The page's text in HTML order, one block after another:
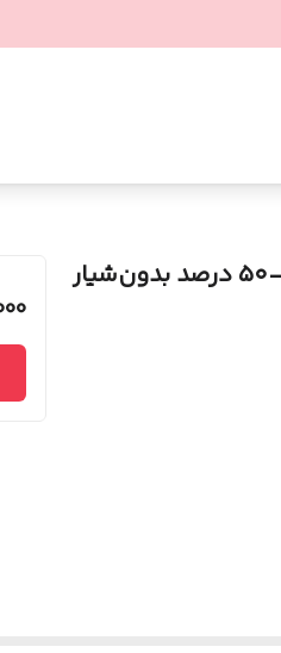
قیچی‌ پیتاژ ۶ اینچ Maxinal کد103 ۴۰-۵۰ درصد بدون‌شیار